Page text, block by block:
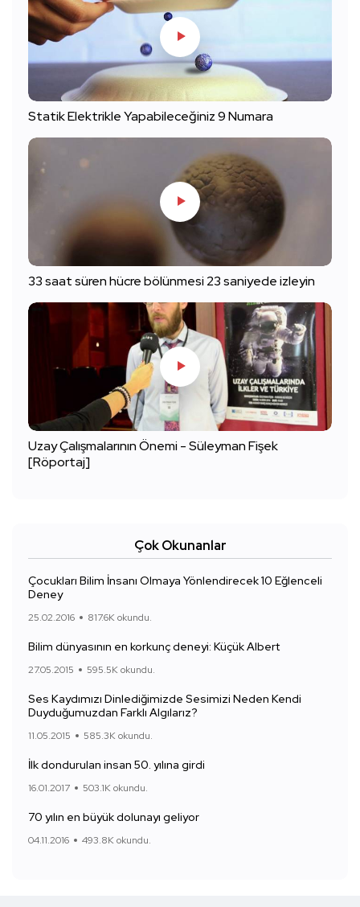
Statik Elektrikle Yapabileceğiniz 9 Numara
33 saat süren hücre bölünmesi 23 saniyede izleyin
Uzay Çalışmalarının Önemi - Süleyman Fişek
[Röportaj]
Çok Okunanlar
Çocukları Bilim İnsanı Olmaya Yönlendirecek 10 Eğlenceli
Deney
25.02.2016 817.6K okundu.
Bilim dünyasının en korkunç deneyi: Küçük Albert
27.05.2015 595.5K okundu.
Ses Kaydımızı Dinlediğimizde Sesimizi Neden Kendi
Duyduğumuzdan Farklı Algılarız?
11.05.2015 585.3K okundu.
İlk dondurulan insan 50. yılına girdi
16.01.2017 503.1K okundu.
70 yılın en büyük dolunayı geliyor
04.11.2016 493.8K okundu.